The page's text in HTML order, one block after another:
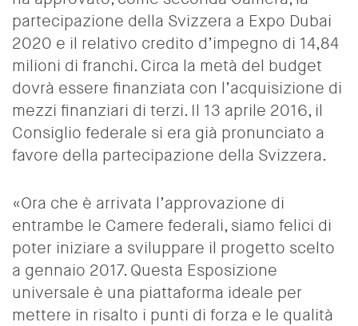
partecipazione della Svizzera a Expo Dubai
2020 e il relativo credito d’impegno di 14,84
milioni di franchi. Circa la metà del budget
dovrà essere finanziata con l’acquisizione di
mezzi finanziari di terzi. Il 13 aprile 2016, il
Consiglio federale si era già pronunciato a
favore della partecipazione della Svizzera.
«Ora che è arrivata l’approvazione di
entrambe le Camere federali, siamo felici di
poter iniziare a sviluppare il progetto scelto
a gennaio 2017. Questa Esposizione
universale è una piattaforma ideale per
mettere in risalto i punti di forza e le qualità